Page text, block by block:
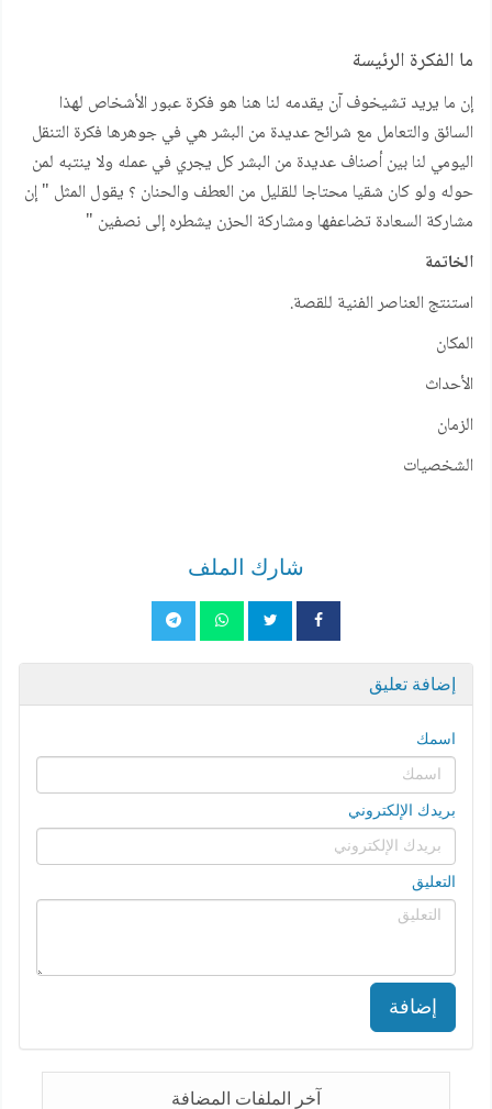
ما الفكرة الرئيسة
إن ما يريد تشيخوف آن يقدمه لنا هنا هو فكرة عبور الأشخاص لهذا
السائق والتعامل مع شرائح عديدة من البشر هي في جوهرها فكرة التنقل
اليومي لنا بين أصناف عديدة من البشر كل يجري في عمله ولا ينتبه لمن
حوله ولو كان شقيا محتاجا للقليل من العطف والحنان ؟ يقول المثل " إن
مشاركة السعادة تضاعفها ومشاركة الحزن يشطره إلى نصفين "
الخاتمة
استنتج العناصر الفنية للقصة.
المكان
الأحداث
الزمان
الشخصيات
شارك الملف
إضافة تعليق
اسمك
بريدك الإلكتروني
التعليق
إضافة
آخر الملفات المضافة